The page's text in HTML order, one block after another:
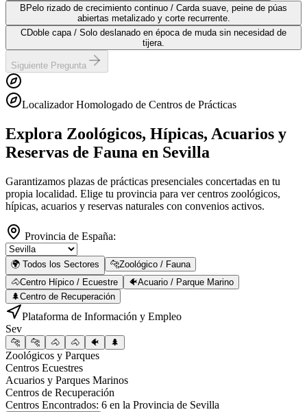
B Pelo rizado de crecimiento continuo / Carda suave, peine de púas
abiertas metalizado y corte recurrente.
CDoble capa / Solo deslanado en época de muda sin necesidad de
tijera.
Siguiente Pregunta
Localizador Homologado de Centros de Prácticas
Explora Zoológicos, Hípicas, Acuarios y
Reservas de Fauna en Sevilla
Garantizamos plazas de prácticas presenciales concertadas en tu
propia localidad. Elige tu provincia para ver centros zoológicos,
hípicas, acuarios y reservas naturales con convenios activos.
Provincia de España:
🌍 Todos los Sectores 🐆Zoológico / Fauna
🐴Centro Hípico / Ecuestre 🐠Acuario / Parque Marino
🌲Centro de Recuperación
Plataforma de Información y Empleo
Sev
🐆 🐆 🐴 🐴 🐠 🌲
Zoológicos y Parques
Centros Ecuestres
Acuarios y Parques Marinos
Centros de Recuperación
Centros Encontrados: 6 en la Provincia de Sevilla